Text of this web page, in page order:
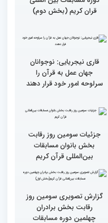
گزارش تصویری حضور
پررنگ کودکان و نوجوانان در
المللی قرآن کریم(بخش
دوم)
گزارش تصویری حضور
دوره مسابقات بین المللی
قران کریم (بخش دوم)
قاری نیجریایی: نوجوانان
جهان عمل به قرآن را
سرلوحه امور خود قرار دهند